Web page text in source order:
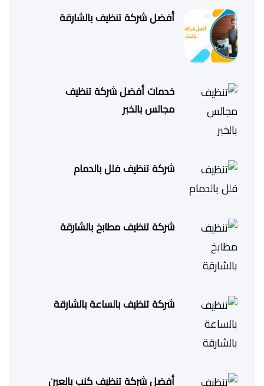
أفضل شركة تنظيف بالشارقة
خدمات أفضل شركة تنظيف
مجالس بالخبر
شركة تنظيف فلل بالدمام
شركة تنظيف مطابخ بالشارقة
شركة تنظيف بالساعة بالشارقة
أفضل شركة تنظيف كنب بالعين